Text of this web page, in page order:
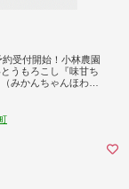
受付開始！小林農園
うもろこし『味甘ち
みかんちゃんほわい